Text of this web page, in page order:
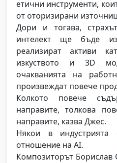
етични инструменти,
от оторизирани
Дори и тогава,
интелект ще бъде
реализират активи
изкуството и 3D
очакванията на
произвеждат повече
Колкото повече
направите, толкова
направите, казва Джес.
Някои в индустрията
отношение на AI.
Композиторът Борислав